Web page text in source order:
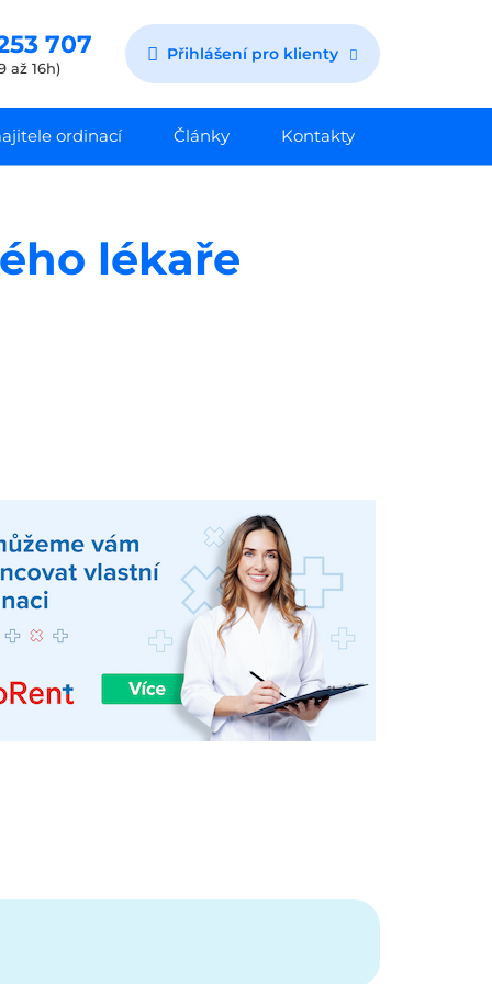
707
až 16h)
Přihlášení pro klienty
ordinací Články Kontakty
lékaře